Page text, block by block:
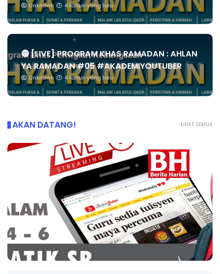
Unknown 4 tahun yang lalu
🔴 [LIVE] PROGRAM KHAS RAMADAN : AHLAN
YA RAMADAN #05 #AKADEMIYOUTUBER
Unknown 4 tahun yang lalu
LIHAT SEMUA
AKAN DATANG!